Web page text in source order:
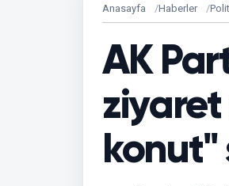
Anasayfa Haberler
AK
konut''